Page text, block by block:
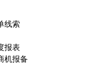
线索
报表
机报备